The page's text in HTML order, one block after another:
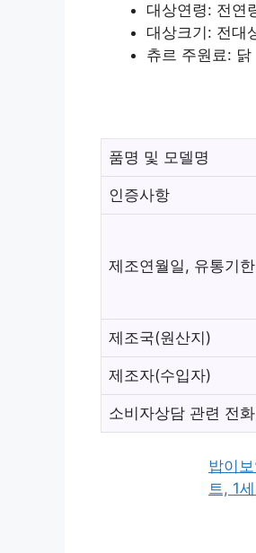
대상연령: 전연
대상크기: 전대
츄르 주원료: 닭
품명 및 모델명
인증사항
제조연월일, 유통기
제조국(원산지)
제조자(수입자)
소비자상담 관련 전
밥이
트, 1